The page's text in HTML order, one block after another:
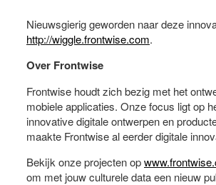
Nieuwsgierig geworden naar deze
http://wiggle.frontwise.com.
Over Frontwise
Frontwise houdt zich bezig met het
mobiele applicaties. Onze focus ligt op
innovative digitale ontwerpen en
maakte Frontwise al eerder digitale
Bekijk onze projecten op
om met jouw culturele data een nieuw